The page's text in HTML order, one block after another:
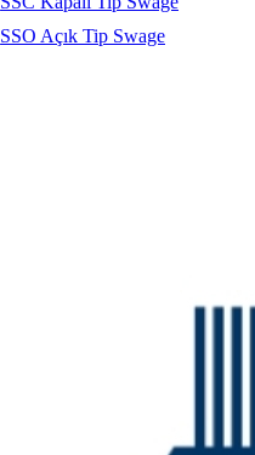
SSO Açık Tip Swage